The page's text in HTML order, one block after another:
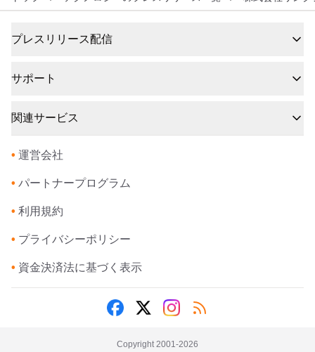
プレスリリース配信
サポート
関連サービス
• 運営会社
• パートナープログラム
• 利用規約
• プライバシーポリシー
• 資金決済法に基づく表示
Copyright 2001-2026